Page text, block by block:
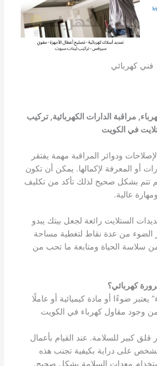
فني كهربائي
مراقبة الدارات الكهربائية, تركيب
في الكويت
ودوائر المراقبة مهمة يفتقر
أو المعرفة لإكمالها. يمكن أن تكون
لم تتم بشكل صحيح لذلك تأكد من تكليف
عالية.
الستلايت رائعة لجعل بيتك يبدو
الضوء من عدة نقاط لتغطية مساحة
سلاسة الحياة ومتابعة ما تحب من
كهربائي؟
يعتبر ضوءًا أو مادة كيميائية أو عاملًا
من وجود مقاول كهرباء في الكويت
قلق كبير للسلامة. عند القيام بأعمال
على دراية بكيفية تجنب هذه
معدات السلامة بشكل صحيح.